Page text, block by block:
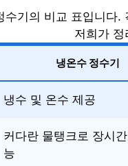
수기의 비교 표입니다
저희가 정
냉온수 정수기
냉수 및 온수 제공
커다란 물탱크로 장시
능